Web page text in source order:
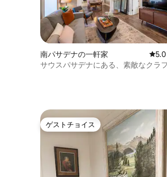
南パサデナの一軒家 レビ
5.0
サウスパサデナにある、素敵なクラ
ゲストチョイス
ゲストチョイス